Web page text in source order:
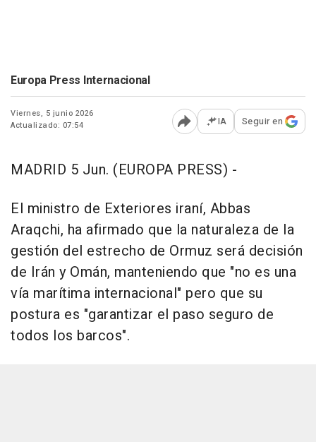
Europa Press Internacional
Viernes, 5 junio 2026
Actualizado: 07:54
Abrir opciones para
IA Seguir en
MADRID 5 Jun. (EUROPA PRESS) -
El ministro de Exteriores iraní, Abbas
Araqchi, ha afirmado que la naturaleza de la
gestión del estrecho de Ormuz será decisión
de Irán y Omán, manteniendo que "no es una
vía marítima internacional" pero que su
postura es "garantizar el paso seguro de
todos los barcos".